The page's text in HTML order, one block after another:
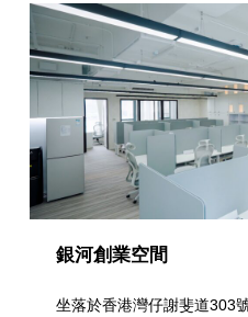
銀河創業空間
坐落於香港灣仔謝斐道303